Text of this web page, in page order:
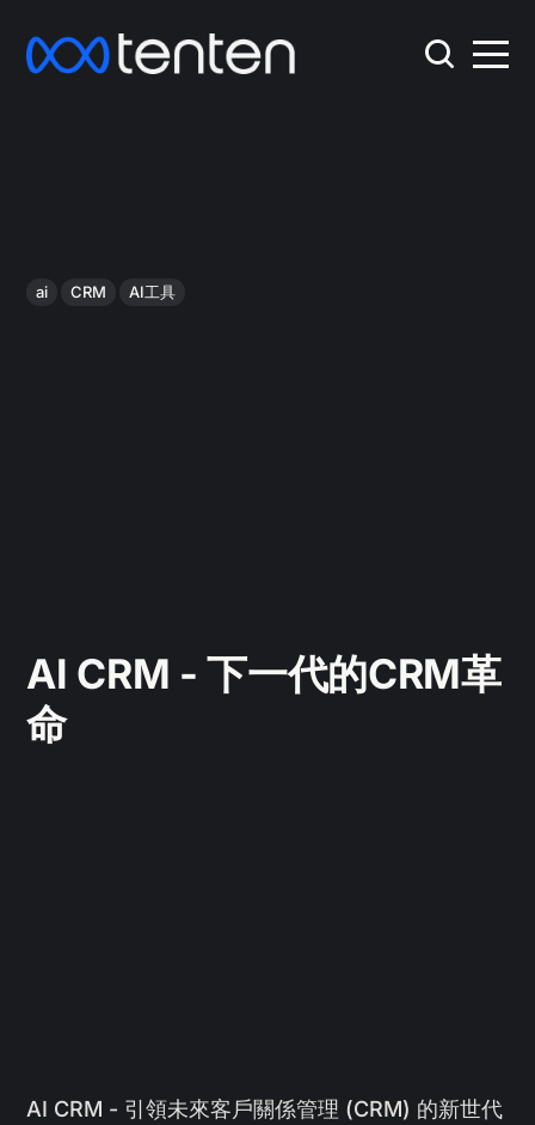
ai CRM AI工具
AI CRM - 下一代的CRM革
命
AI CRM - 引領未來客戶關係管理 (CRM) 的新世代